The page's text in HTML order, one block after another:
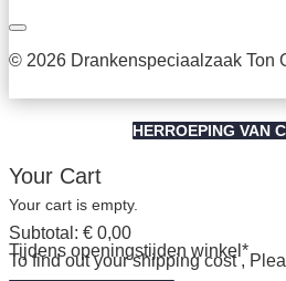
© 2026 Drankenspeciaalzaak Ton
HERROEPING VAN
Your Cart
Your cart is empty.
Subtotal: € 0,00
To find out your shipping cost ,
Tijdens openingstijden winkel*